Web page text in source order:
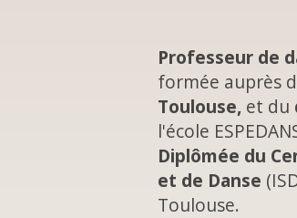
Professeur de
formée auprès
Toulouse,et du
l'école
Diplômée du
et de Danse
Toulouse.